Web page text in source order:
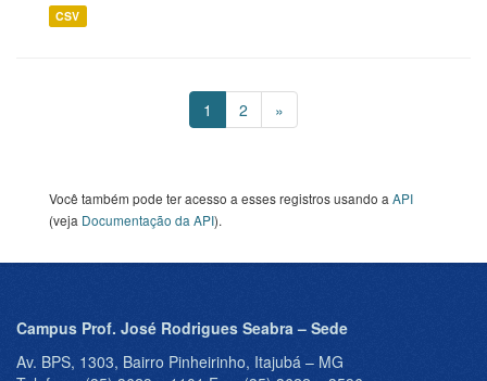
CSV
1 2 »
Você também pode ter acesso a esses registros usando a API
(veja Documentação da API).
Campus Prof. José Rodrigues Seabra – Sede
Av. BPS, 1303, Bairro Pinheirinho, Itajubá – MG